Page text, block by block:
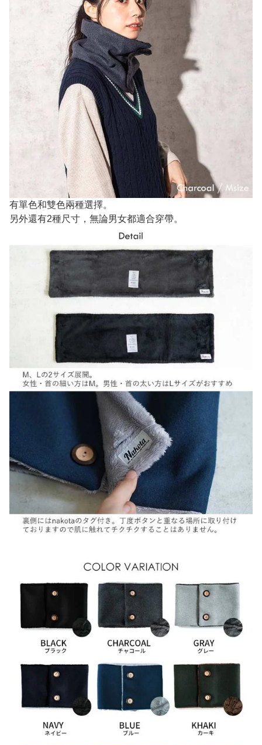
有單色和雙色兩種選擇。
另外還有2種尺寸，無論男女都適合穿帶。